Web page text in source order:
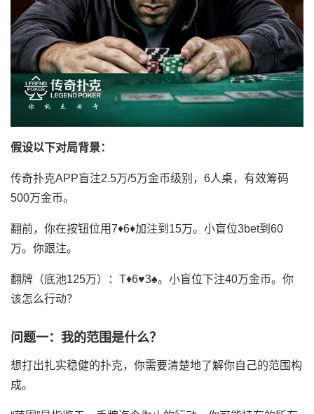
假设以下对局背景：
传奇扑克APP盲注2.5万/5万金币级别，6人桌，有效筹码
500万金币。
翻前，你在按钮位用7♦6♦加注到15万。小盲位3bet到60
万。你跟注。
翻牌（底池125万）：T♦6♥3♠。小盲位下注40万金币。你
该怎么行动？
问题一：我的范围是什么？
想打出扎实稳健的扑克，你需要清楚地了解你自己的范围构
成。